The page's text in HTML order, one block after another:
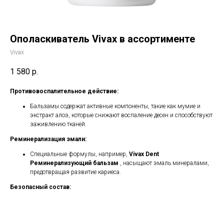
Ополаскиватель Vivax в ассортименте
Vivax
1 580 р.
Противовоспалительное действие:
Бальзамы содержат активные компоненты, такие как мумие и
экстракт алоэ, которые снижают воспаление десен и способствуют
заживлению тканей.
Реминерализация эмали:
Специальные формулы, например, Vivax Dent
Реминерализующий бальзам , насыщают эмаль минералами,
предотвращая развитие кариеса.
Безопасный состав: